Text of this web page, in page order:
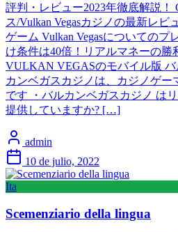
評判・レビュー2023年徹底解説！
ス/Vulkan Vegasカジノの最新レビ
ゲーム Vulkan Vegasについての
け条件は40倍！リアルマネーの勝
VULKAN VEGASのモバイル版
カンベガスカジノは、カジノゲー
です ・バルカンベガスカジノ は
提供していますか? […]
admin
10 de julio, 2022
Ita
Scemenziario della lingua